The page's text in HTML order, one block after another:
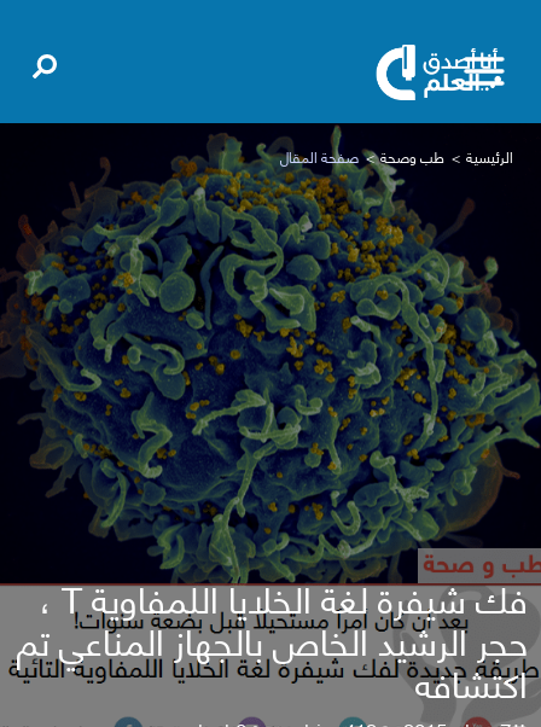
الرئيسية طب وصحة صفحة المقال
فك شيفرة لغة الخلايا اللمفاوية T ،
حجر الرشيد الخاص بالجهاز المناعي تم
اكتشافه